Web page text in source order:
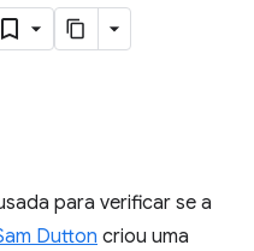
para verificar se a
Dutton criou uma